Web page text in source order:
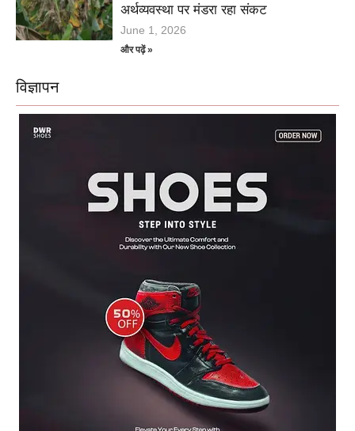
अर्थव्यवस्था पर मंडरा रहा संकट
June 1, 2026
और पढ़ें »
विज्ञापन